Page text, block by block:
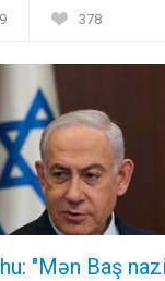
378
"Mən Baş